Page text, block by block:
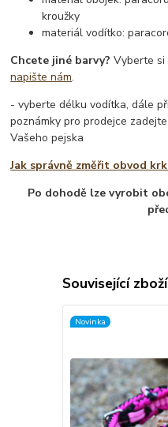
kroužky
materiál vodítko:
Chcete jiné barvy? Vyberte
napište nám.
- vyberte délku vodítka, dále
poznámky pro prodejce
Vašeho pejska
Jak správně změřit obvod
Po dohodě lze vyrobit
Související zboží
Novinka